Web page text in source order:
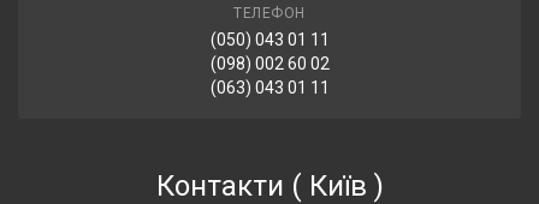
ТЕЛЕФОН
(050) 043 01 11
(098) 002 60 02
(063) 043 01 11
Контакти ( Київ )